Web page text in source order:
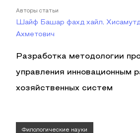
Авторы статьи
Шайф Башар фахд хайл,
Ахметович
Разработка методологии
управления инновационным
хозяйственных систем
Филологические науки